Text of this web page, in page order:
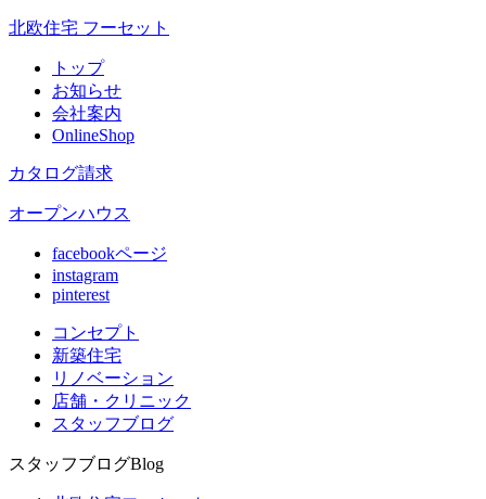
北欧住宅 フーセット
トップ
お知らせ
会社案内
OnlineShop
カタログ請求
オープンハウス
facebookページ
instagram
pinterest
コンセプト
新築住宅
リノベーション
店舗 ・クリニック
スタッフブログ
スタッフブログBlog